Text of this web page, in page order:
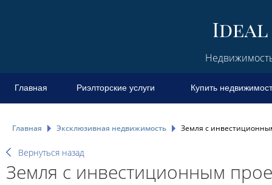
Главная Риэлторские услуги Купить
Главная Эксклюзивная недвижимость Земля с
Вернуться назад
Земля с инвестиционным